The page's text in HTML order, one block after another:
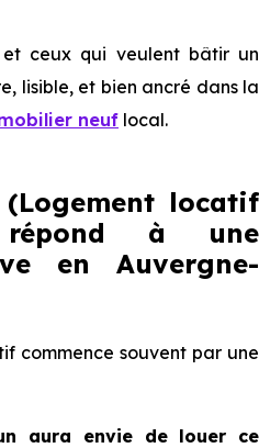
ceux qui veulent bâtir un
lisible, et bien ancré dans la
neuf local.
locatif
répond à une
en Auvergne-
commence souvent par une
aura envie de louer ce